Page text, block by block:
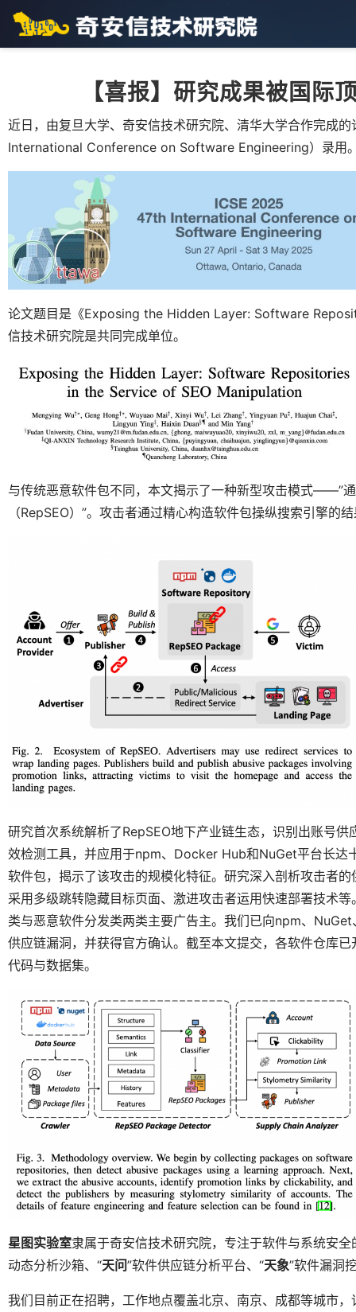
【喜报】研究成果被国际
近日，由复旦大学、奇安信技术研究院、清华大学合作完成
International Conference on Software Engineering）录用
论文题目是《Exposing the Hidden Layer: Software
信技术研究院是共同完成单位。
与传统恶意软件包不同，本文揭示了一种新型攻击模式——”
（RepSEO）”。攻击者通过精心构造软件包操纵搜索引擎的
研究首次系统解析了RepSEO地下产业链生态，识别出账号
效检测工具，并应用于npm、Docker Hub和NuGet平台长
软件包，揭示了该攻击的规模化特征。研究深入剖析攻击者
采用多级跳转隐藏目标页面、激进攻击者运用快速部署技术
类与恶意软件分发类两类主要广告主。我们已向npm、
供应链漏洞，并获得官方确认。截至本文提交，各软件仓库
代码与数据集。
星图实验室隶属于奇安信技术研究院，专注于软件与系统安
动态分析沙箱、“天问”软件供应链分析平台、“天象”软件漏洞
我们目前正在招聘，工作地点覆盖北京、南京、成都等城市，